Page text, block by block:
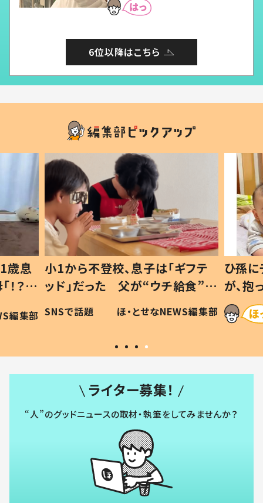
6位以降はこちら
歳息
？」
編集部
小1から不登校、息子は「ギフテ
ッド」だった 父が“ウチ給食”を
作り続ける理由とは #令和の親
#令和の子
SNSで話題 ほ・とせなNEWS編集部
ひ孫
が、
「涙が
い」
ライター募集！
“人”のグッドニュースの取材・執筆をしてみませんか？